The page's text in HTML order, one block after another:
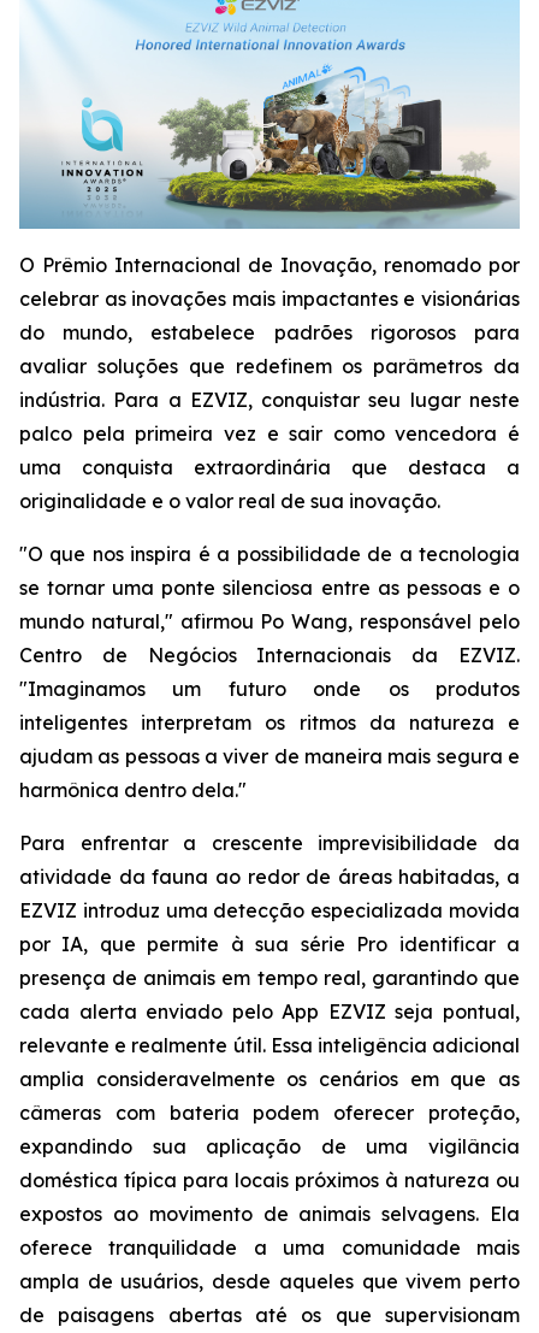
O Prêmio Internacional de Inovação, renomado por
celebrar as inovações mais impactantes e visionárias
do mundo, estabelece padrões rigorosos para
avaliar soluções que redefinem os parâmetros da
indústria. Para a EZVIZ, conquistar seu lugar neste
palco pela primeira vez e sair como vencedora é
uma conquista extraordinária que destaca a
originalidade e o valor real de sua inovação.
"O que nos inspira é a possibilidade de a tecnologia
se tornar uma ponte silenciosa entre as pessoas e o
mundo natural," afirmou Po Wang, responsável pelo
Centro de Negócios Internacionais da EZVIZ.
"Imaginamos um futuro onde os produtos
inteligentes interpretam os ritmos da natureza e
ajudam as pessoas a viver de maneira mais segura e
harmônica dentro dela."
Para enfrentar a crescente imprevisibilidade da
atividade da fauna ao redor de áreas habitadas, a
EZVIZ introduz uma detecção especializada movida
por IA, que permite à sua série Pro identificar a
presença de animais em tempo real, garantindo que
cada alerta enviado pelo App EZVIZ seja pontual,
relevante e realmente útil. Essa inteligência adicional
amplia consideravelmente os cenários em que as
câmeras com bateria podem oferecer proteção,
expandindo sua aplicação de uma vigilância
doméstica típica para locais próximos à natureza ou
expostos ao movimento de animais selvagens. Ela
oferece tranquilidade a uma comunidade mais
ampla de usuários, desde aqueles que vivem perto
de paisagens abertas até os que supervisionam